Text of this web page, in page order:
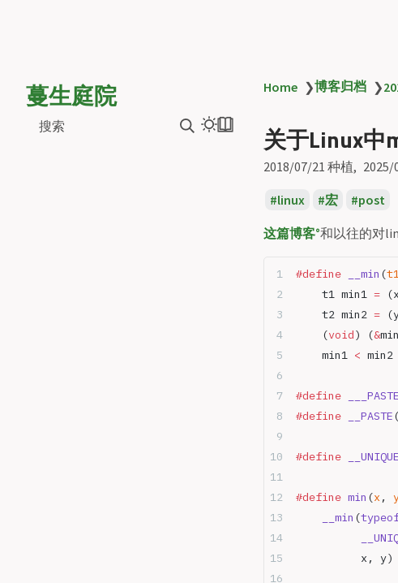
蔓生庭院
搜索
Home ❯博客归档 ❯
关于Linux中
2018/07/21 种植 2025/
linux 宏 post
这篇博客 和以往的对
#define __min (
	t1 min1
=
	t2 min2
=
	(
void) (&
	min1
< min2
#define ___PASTE
#define __PASTE(
#define
#define min (x ,
	__min
(
	      x, y)